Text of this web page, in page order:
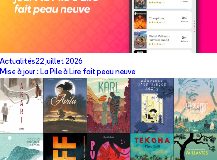
Actualités22 juillet 2026
Mise à jour : La Pile à Lire fait peau neuve